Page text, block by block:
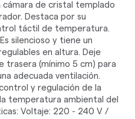
de cristal templado
Destaca por su
táctil de temperatura.
silencioso y tiene un
en altura. Deje
trasera (mínimo 5 cm) para
adecuada ventilación.
y regulación de la
temperatura ambiental del
Voltaje: 220 - 240 V /